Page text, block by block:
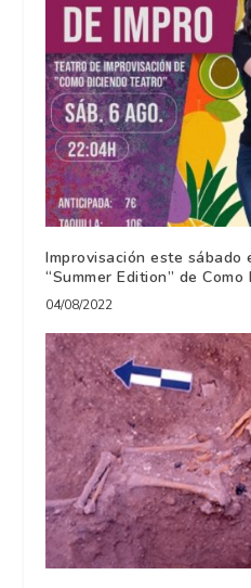
Improvisación este sábado
“Summer Edition” de
04/08/2022